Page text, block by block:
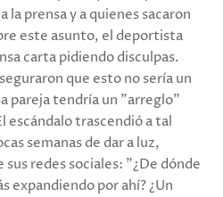
la prensa y a quienes sacaron
este asunto, el deportista
carta pidiendo disculpas.
que esto no sería un
pareja tendría un "arreglo"
escándalo trascendió a tal
semanas de dar a luz,
redes sociales: "¿De dónde
expandiendo por ahí? ¿Un